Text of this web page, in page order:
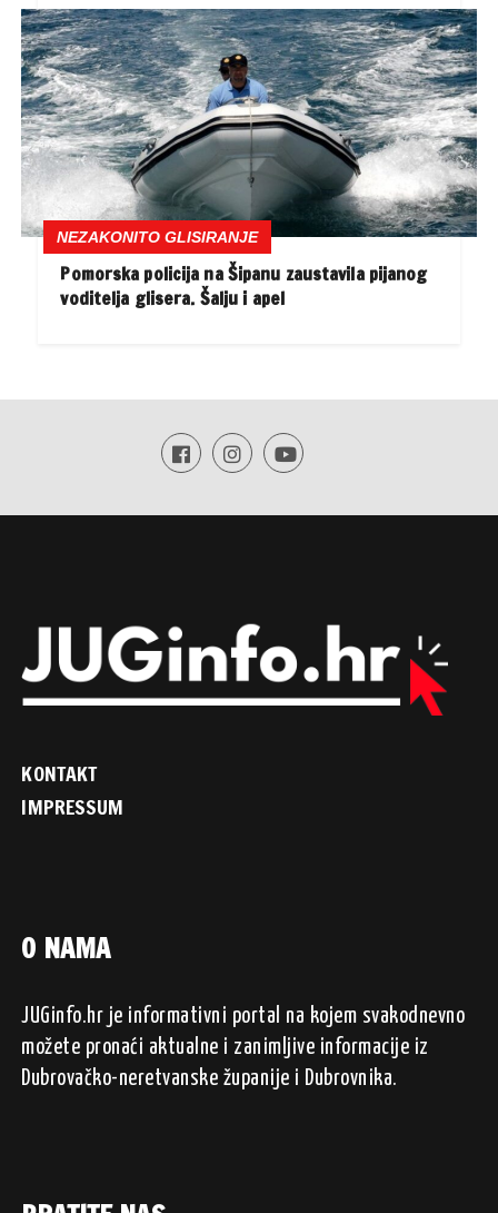
NEZAKONITO GLISIRANJE
Pomorska policija na Šipanu zaustavila pijanog
voditelja glisera. Šalju i apel
KONTAKT
IMPRESSUM
O NAMA
JUGinfo.hr je informativni portal na kojem svakodnevno
možete pronaći aktualne i zanimljive informacije iz
Dubrovačko-neretvanske županije i Dubrovnika.